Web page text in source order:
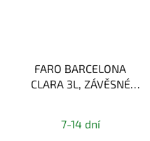
FARO BARCELONA
CLARA 3L, ZÁVĚSNÉ
7-14 dní